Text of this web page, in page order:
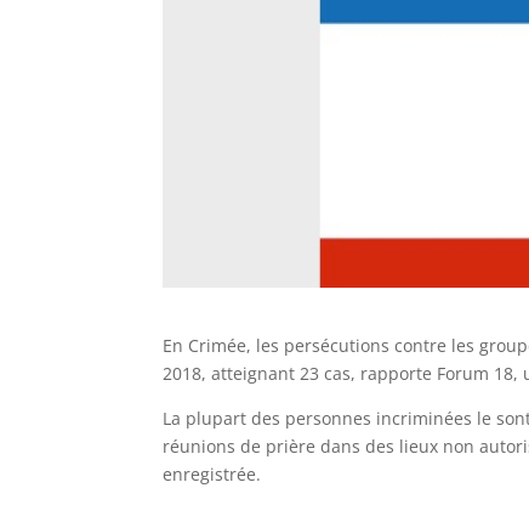
En Crimée, les persécutions contre les
2018, atteignant 23 cas, rapporte Forum
La plupart des personnes incriminées le
réunions de prière dans des lieux non
enregistrée.